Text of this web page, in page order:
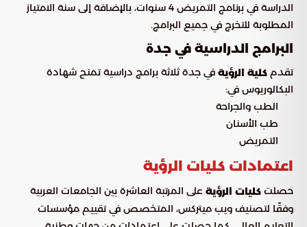
الدراسة في برنامج التمريض 4 سنوات، بالإضافة إلى سنة الامتياز
المطلوبة للتخرج في جميع البرامج.
البرامج الدراسية في جدة
تقدم كلية الرؤية في جدة ثلاثة برامج دراسية تمنح شهادة
البكالوريوس في:
الطب والجراحة
طب الأسنان
التمريض
اعتمادات كليات الرؤية
حصلت كليات الرؤية على المرتبة العاشرة بين الجامعات العربية
وفقًا لتصنيف ويب ميتركس، المتخصص في تقييم مؤسسات